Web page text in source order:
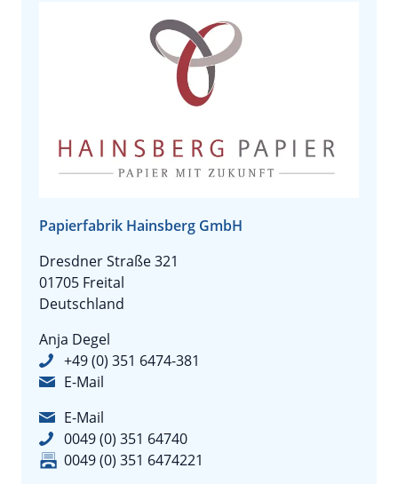
Papierfabrik Hainsberg GmbH
Dresdner Straße 321
01705 Freital
Deutschland
Anja Degel
+49 (0) 351 6474-381
E-Mail
E-Mail
0049 (0) 351 64740
0049 (0) 351 6474221